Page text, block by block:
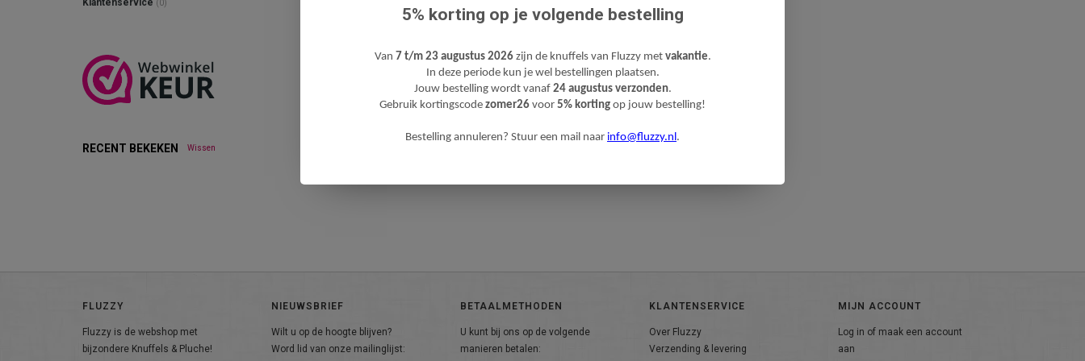
Klantenservice (0)
RECENT BEKEKEN Wissen
FLUZZY
Fluzzy is de webshop met
bijzondere Knuffels & Pluche!
NIEUWSBRIEF
Wilt u op de hoogte blijven?
Word lid van onze mailinglijst:
BETAALMETHODEN
U kunt bij ons op de volgende
manieren betalen:
KLANTENSERVICE
Over Fluzzy
Verzending & levering
MIJN ACCOUNT
Log in of maak een account
aan
5% korting op je volgende bestelling
Van 7 t/m 23 augustus 2026zijn de knuffels van Fluzzy met vakantie.
In deze periode kun je wel bestellingen plaatsen.
Jouw bestelling wordt vanaf 24 augustus verzonden.
Gebruik kortingscode zomer26 voor 5% korting op jouw bestelling!
Bestelling annuleren? Stuur een mail naar info@fluzzy.nl .